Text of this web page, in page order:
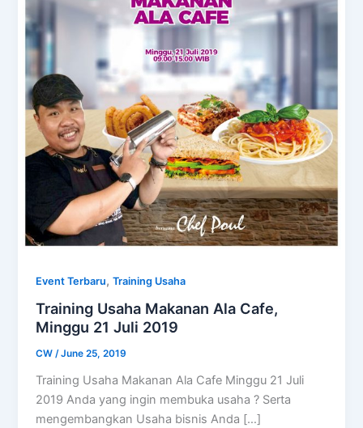
Event Terbaru,Training Usaha
Training Usaha Makanan Ala Cafe,
Minggu 21 Juli 2019
CW/June 25, 2019
Training Usaha Makanan Ala Cafe Minggu 21 Juli
2019 Anda yang ingin membuka usaha ? Serta
mengembangkan Usaha bisnis Anda […]